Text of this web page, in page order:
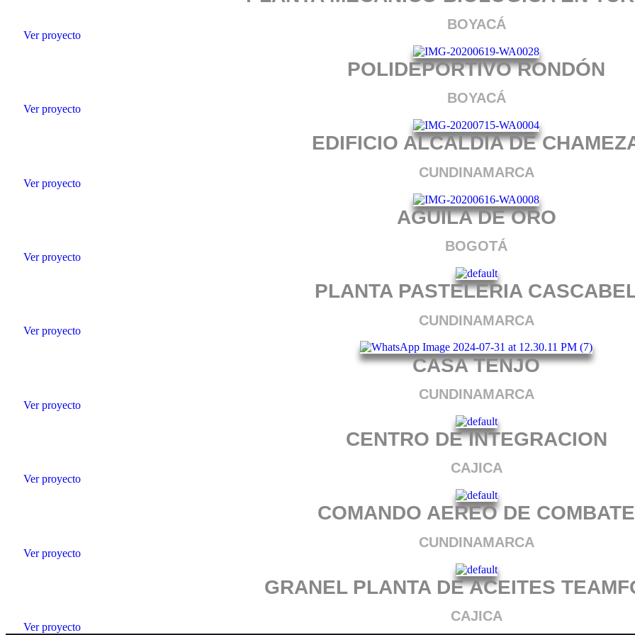
BOYACÁ
Ver proyecto
POLIDEPORTIVO RONDÓN
BOYACÁ
Ver proyecto
EDIFICIO ALCALDIA DE
CUNDINAMARCA
Ver proyecto
AGUILA DE ORO
BOGOTÁ
Ver proyecto
PLANTA PASTELERIA
CUNDINAMARCA
Ver proyecto
CASA TENJO
CUNDINAMARCA
Ver proyecto
CENTRO DE INTEGRACION
CAJICA
Ver proyecto
COMANDO AEREO DE COMBATE
CUNDINAMARCA
Ver proyecto
GRANEL PLANTA DE ACEITES
CAJICA
Ver proyecto